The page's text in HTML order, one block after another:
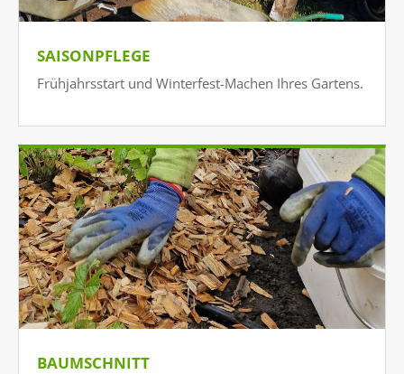
SAISONPFLEGE
Frühjahrsstart und Winterfest-Machen Ihres Gartens.
BAUMSCHNITT